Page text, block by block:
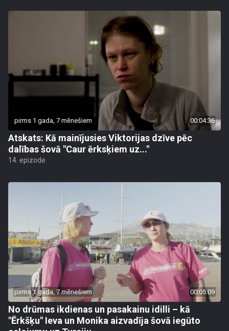
pirms 1 gada, 7 mēnešiem 00:04:36
Atskats: Kā mainījusies Viktorijas dzīve pēc
dalības šovā "Caur ērksķiem uz..."
14. epizode
pirms 1 gada, 7 mēnešiem 00:05:09
No drūmas ikdienas un pasakainu idilli – kā
"Ērkšķu" Ieva un Monika aizvadīja šovā iegūto